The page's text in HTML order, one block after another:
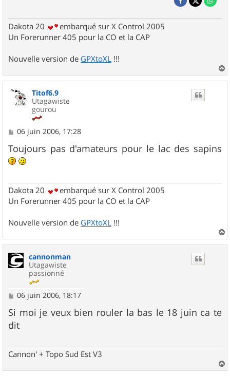
Dakota 20
embarqué sur X Control 2005
Un Forerunner 405 pour la CO et la CAP
Nouvelle version de GPXtoXL !!!
a
u
Titof6.9
Utagawiste
gourou
M
s
s
a
06 juin 2006, 17:28
Toujours pas d'amateurs pour le lac des sapins
Dakota 20
embarqué sur X Control 2005
Un Forerunner 405 pour la CO et la CAP
Nouvelle version de GPXtoXL !!!
a
cannonman
Utagawiste
passionné
M
s
s
a
06 juin 2006, 18:17
Si moi je veux bien rouler la bas le 18 juin ca te
dit
Cannon' + Topo Sud Est V3
a